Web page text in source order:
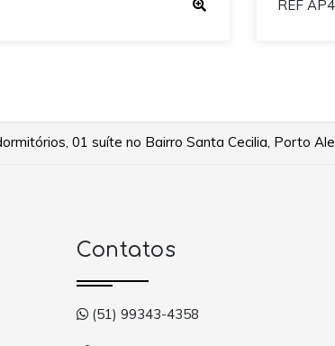
REF
01 suíte no Bairro Santa Cecilia, Porto
Contatos
(51) 99343-4358